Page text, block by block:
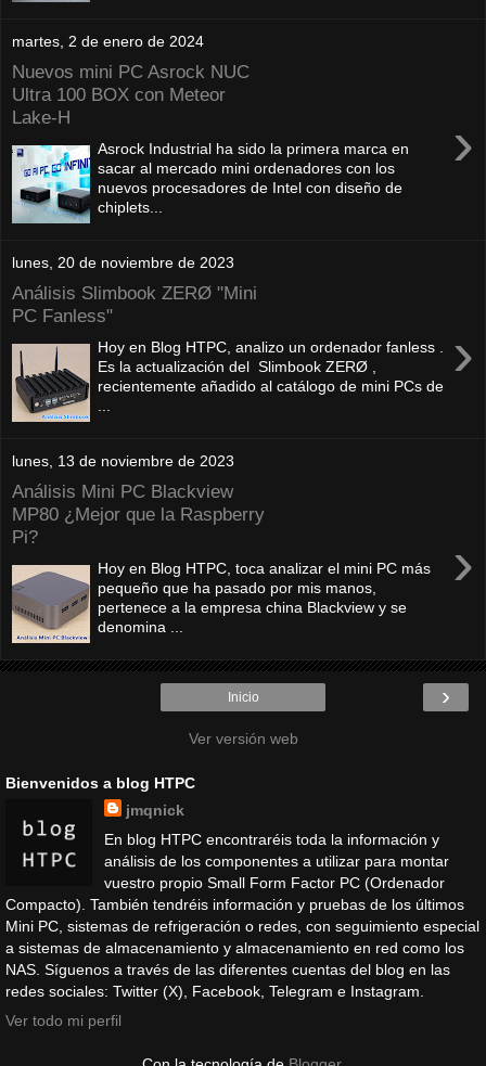
martes, 2 de enero de 2024
Nuevos mini PC Asrock NUC
Ultra 100 BOX con Meteor
Lake-H
›
Asrock Industrial ha sido la primera marca en
sacar al mercado mini ordenadores con los
nuevos procesadores de Intel con diseño de
chiplets...
lunes, 20 de noviembre de 2023
Análisis Slimbook ZERØ "Mini
PC Fanless"
›
Hoy en Blog HTPC, analizo un ordenador fanless .
Es la actualización del Slimbook ZERØ ,
recientemente añadido al catálogo de mini PCs de
lunes, 13 de noviembre de 2023
Análisis Mini PC Blackview
MP80 ¿Mejor que la Raspberry
Pi?
›
Hoy en Blog HTPC, toca analizar el mini PC más
pequeño que ha pasado por mis manos,
pertenece a la empresa china Blackview y se
denomina ...
›
Inicio
Ver versión web
Bienvenidos a blog HTPC
jmqnick
En blog HTPC encontraréis toda la información y
análisis de los componentes a utilizar para montar
vuestro propio Small Form Factor PC (Ordenador
Compacto). También tendréis información y pruebas de los últimos
Mini PC, sistemas de refrigeración o redes, con seguimiento especial
a sistemas de almacenamiento y almacenamiento en red como los
NAS. Síguenos a través de las diferentes cuentas del blog en las
redes sociales: Twitter (X), Facebook, Telegram e Instagram.
Ver todo mi perfil